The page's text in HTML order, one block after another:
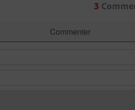
3
Commenter